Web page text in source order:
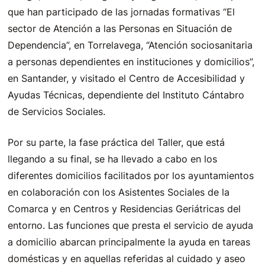
que han participado de las jornadas formativas “El
sector de Atención a las Personas en Situación de
Dependencia”, en Torrelavega, “Atención sociosanitaria
a personas dependientes en instituciones y domicilios”,
en Santander, y visitado el Centro de Accesibilidad y
Ayudas Técnicas, dependiente del Instituto Cántabro
de Servicios Sociales.
Por su parte, la fase práctica del Taller, que está
llegando a su final, se ha llevado a cabo en los
diferentes domicilios facilitados por los ayuntamientos
en colaboración con los Asistentes Sociales de la
Comarca y en Centros y Residencias Geriátricas del
entorno. Las funciones que presta el servicio de ayuda
a domicilio abarcan principalmente la ayuda en tareas
domésticas y en aquellas referidas al cuidado y aseo